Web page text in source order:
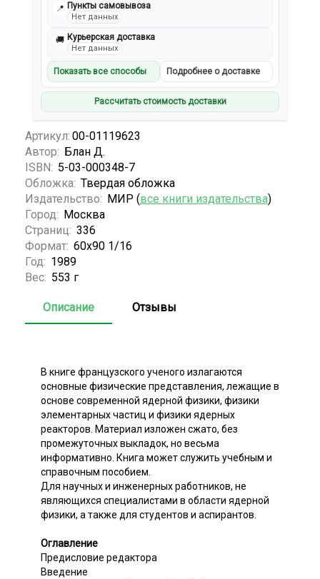
📍 Пункты самовывоза
Нет данных
🚚 Курьерская доставка
Нет данных
Показать все способы Подробнее о доставке
Рассчитать стоимость доставки
Артикул: 00-01119623
Автор: Блан Д.
ISBN: 5-03-000348-7
Обложка: Твердая обложка
Издательство: МИР (все книги издательства)
Город: Москва
Страниц: 336
Формат: 60х90 1/16
Год: 1989
Вес: 553 г
Описание Отзывы
В книге французского ученого излагаются
основные физические представления, лежащие в
основе современной ядерной физики, физики
элементарных частиц и физики ядерных
реакторов. Материал изложен сжато, без
промежуточных выкладок, но весьма
информативно. Книга может служить учебным и
справочным пособием.
Для научных и инженерных работников, не
являющихся специалистами в области ядерной
физики, а также для студентов и аспирантов.
Оглавление
Предисловие редактора
Введение